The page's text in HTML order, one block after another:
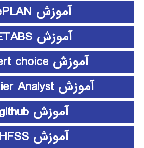
آموزش ePLAN
آموزش ETABS
آموزش expert choice
آموزش Frontier Analyst
آموزش github
آموزش HFSS